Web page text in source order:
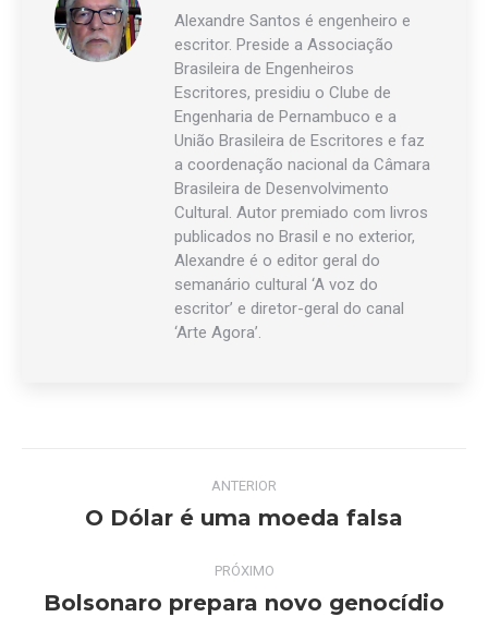
Alexandre Santos é engenheiro e
escritor. Preside a Associação
Brasileira de Engenheiros
Escritores, presidiu o Clube de
Engenharia de Pernambuco e a
União Brasileira de Escritores e faz
a coordenação nacional da Câmara
Brasileira de Desenvolvimento
Cultural. Autor premiado com livros
publicados no Brasil e no exterior,
Alexandre é o editor geral do
semanário cultural ‘A voz do
escritor’ e diretor-geral do canal
‘Arte Agora’.
NavegaçãoANTERIOR
Post
O Dólar é uma moeda falsa
PRÓXIMO
Bolsonaro prepara novo genocídio